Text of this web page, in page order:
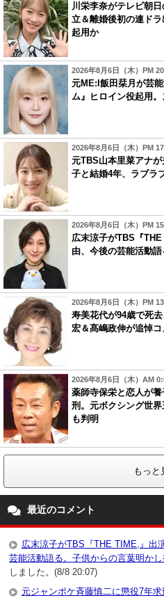
川栄李奈がテレビ朝
立＆離婚後初の連ド
起用か
2026年8月6日（木）PM
元ME:I飯田栞月が芸
ム』ヒロイン役起用
2026年8月6日（木）PM
元TBS山本里菜アナ
子と結婚4年、ラブラ
2026年8月6日（木）PM
広末涼子がTBS『
由、今後の芸能活動
2026年8月6日（木）PM
寿美花代が94歳で死
宏＆髙嶋政伸が追悼
2026年8月6日（木）AM
薬師寺保栄と恋人が
刑。元ボクシング世
も判明
もっと
最近のコメント
広末涼子がTBS『THE TIME,』出
芸能活動語る。子供からの言葉明か
しました。(8/8 20:07)
元ジャンポケ斉藤慎二に懲役7年